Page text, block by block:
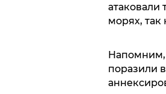
атаковали
морях, так
Напомним,
поразили